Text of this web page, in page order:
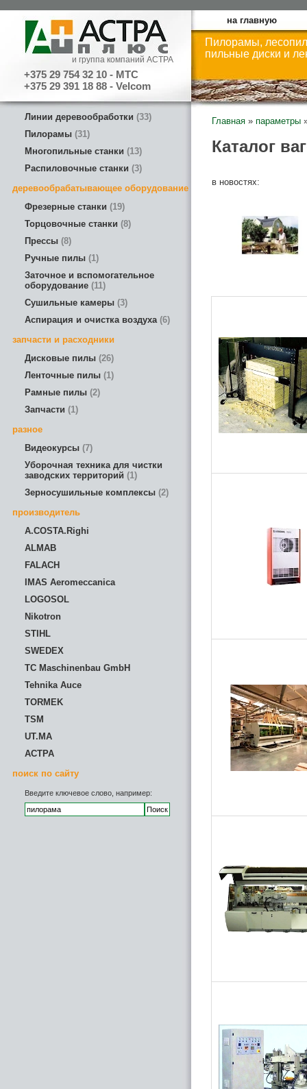
и группа компаний АСТРА
+375 29 754 32 10 - МТС
+375 29 391 18 88 - Velcom
на главную
Пилорамы,
пильные диски и
Линии деревообработки 33
Пилорамы 31
Многопильные станки
13
Распиловочные станки 3
деревообрабатывающее оборудование
Фрезерные станки
19
Торцовочные станки 8
Прессы 8
Ручные пилы 1
Заточное и вспомогательное
оборудование 11
Сушильные камеры 3
Аспирация и очистка воздуха 6
запчасти и расходники
Дисковые пилы 26
Ленточные пилы 1
Рамные пилы 2
Запчасти
1
разное
Видеокурсы 7
Уборочная техника для чистки
заводских территорий
1
Зерносушильные комплексы 2
производитель
A.COSTA.Righi
ALMAB
FALACH
IMAS Aeromeccanica
LOGOSOL
Nikotron
STIHL
SWEDEX
TC Maschinenbau GmbH
Tehnika Auce
TORMEK
TSM
UT.MA
АСТРА
поиск по сайту
Введите ключевое слово, например:
Главная » параметры
Каталог
в новостях: